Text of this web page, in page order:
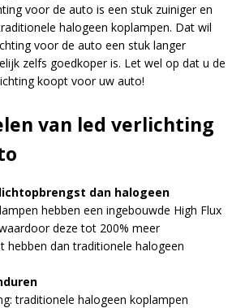
voor de auto is een stuk zuiniger en
halogeen koplampen. Dat wil
voor de auto een stuk langer
zelfs goedkoper is. Let wel op dat u de
koopt voor uw auto!
van led verlichting
dan halogeen
hebben een ingebouwde High Flux
deze tot 200% meer
hebben dan traditionele halogeen
traditionele halogeen koplampen